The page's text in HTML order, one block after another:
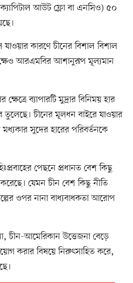
ক্যাপিটাল আউট ফ্লো বা এনসিও) ৫০
যাওয়ার কারণে চীনের বিশাল বিশাল
আরএমবির আশানুরূপ মূল্যমান
ব্যাপারটি মুদ্রার বিনিময় হার
তুলেছে। চীনের মূলধন বাইরে যাওয়ার
মধ্যকার সুদের হারের পরিবর্তনকে
পেছনে প্রধানত বেশ কিছু
যেমন চীন বেশ কিছু নীতি
ওপর নানা বাধ্যবাধকতা আরোপ
চীন-আমেরিকান উত্তেজনা বেড়ে
করার বিষয়ে নিরুৎসাহিত করে,